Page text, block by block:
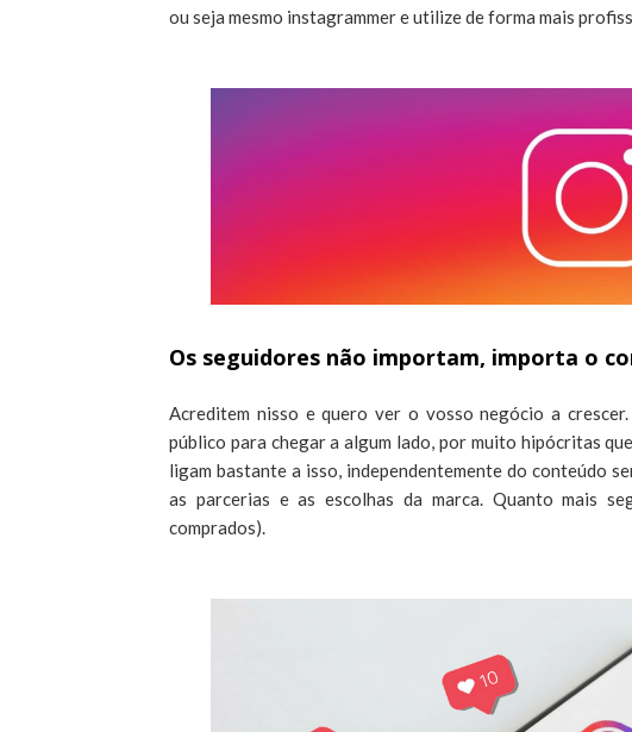
ou seja mesmo instagrammer e utilize de forma mais
Os seguidores não importam, importa o
Acreditem nisso e quero ver o vosso negócio a
público para chegar a algum lado, por muito hipócritas
ligam bastante a isso, independentemente do conteúdo
as parcerias e as escolhas da marca. Quanto mais
comprados).